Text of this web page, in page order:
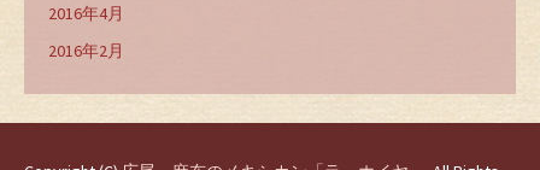
2016年4月
2016年2月